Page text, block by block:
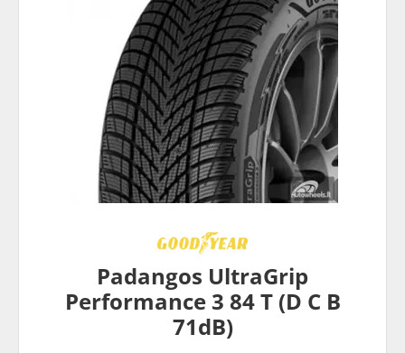
Padangos UltraGrip
Performance 3 84 T (D C B
71dB)